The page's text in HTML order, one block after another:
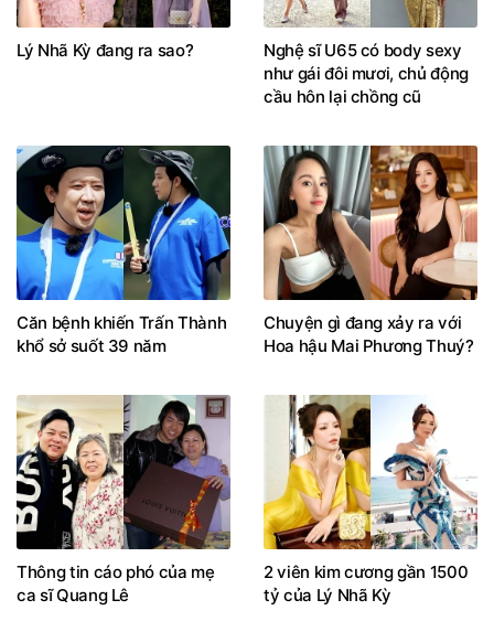
Lý Nhã Kỳ đang ra sao?
Nghệ sĩ U65 có body sexy
như gái đôi mươi, chủ động
cầu hôn lại chồng cũ
Căn bệnh khiến Trấn Thành
khổ sở suốt 39 năm
Chuyện gì đang xảy ra với
Hoa hậu Mai Phương Thuý?
Thông tin cáo phó của mẹ
ca sĩ Quang Lê
2 viên kim cương gần 1500
tỷ của Lý Nhã Kỳ